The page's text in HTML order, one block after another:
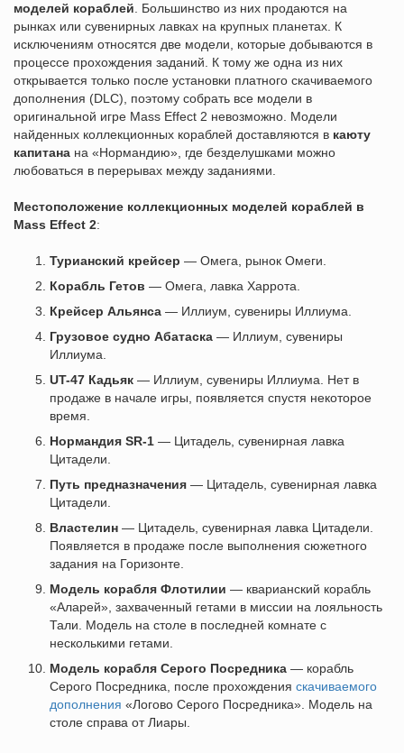
моделей кораблей . Большинство из них продаются на
рынках или сувенирных лавках на крупных планетах. К
исключениям относятся две модели, которые добываются в
процессе прохождения заданий. К тому же одна из них
открывается только после установки платного скачиваемого
дополнения (DLC), поэтому собрать все модели в
оригинальной игре Mass Effect 2 невозможно. Модели
найденных коллекционных кораблей доставляются в каюту
капитана на «Нормандию», где безделушками можно
любоваться в перерывах между заданиями.
Местоположение коллекционных моделей кораблей в
Mass Effect 2:
Турианский крейсер — Омега, рынок Омеги.
Корабль Гетов — Омега, лавка Харрота.
Крейсер Альянса — Иллиум, сувениры Иллиума.
Грузовое судно Абатаска — Иллиум, сувениры
Иллиума.
UT-47 Кадьяк — Иллиум, сувениры Иллиума. Нет в
продаже в начале игры, появляется спустя некоторое
время.
Нормандия SR-1 — Цитадель, сувенирная лавка
Цитадели.
Путь предназначения — Цитадель, сувенирная лавка
Цитадели.
Властелин — Цитадель, сувенирная лавка Цитадели.
Появляется в продаже после выполнения сюжетного
задания на Горизонте.
Модель корабля Флотилии — кварианский корабль
«Аларей», захваченный гетами в миссии на лояльность
Тали. Модель на столе в последней комнате с
несколькими гетами.
Модель корабля Серого Посредника — корабль
Серого Посредника, после прохождения скачиваемого
дополнения «Логово Серого Посредника». Модель на
столе справа от Лиары.